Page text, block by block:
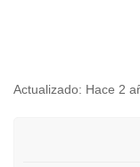
Actualizado: Hace 2